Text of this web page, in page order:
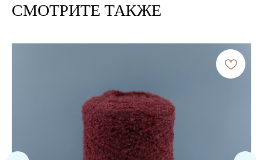
СМОТРИТЕ ТАКЖЕ
Расчет метража 2 артикула